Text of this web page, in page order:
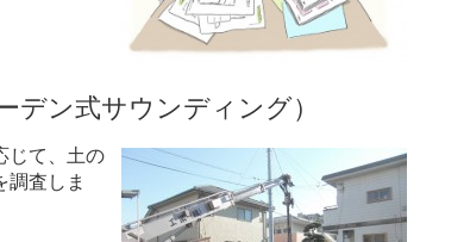
デン式サウンディング）
じて、土の
調査しま